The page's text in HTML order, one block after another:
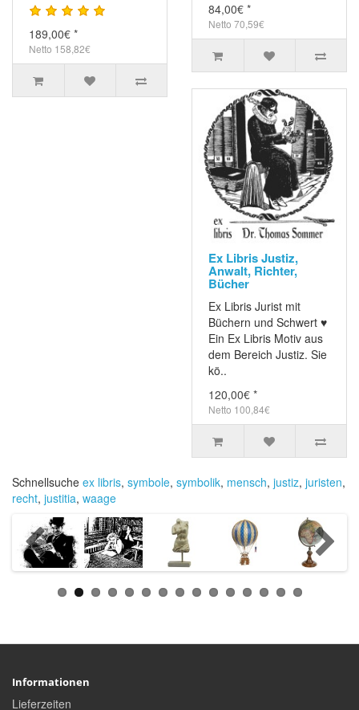
189,00€ *
Netto 158,82€
84,00€ *
Netto 70,59€
Ex Libris Justiz,
Anwalt, Richter,
Bücher
Ex Libris Jurist mit
Büchern und Schwert ♥
Ein Ex Libris Motiv aus
dem Bereich Justiz. Sie
kö..
120,00€ *
Netto 100,84€
Schnellsuche ex libris, symbole, symbolik, mensch, justiz, juristen,
recht, justitia, waage
Informationen
Lieferzeiten